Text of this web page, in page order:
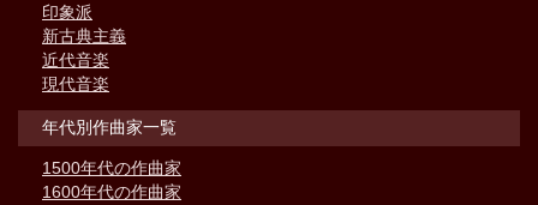
印象派
新古典主義
近代音楽
現代音楽
年代別作曲家一覧
1500年代の作曲家
1600年代の作曲家